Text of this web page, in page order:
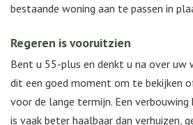
bestaande woning aan te passen in
Regeren is vooruitzien
Bent u 55-plus en denkt u na over uw
dit een goed moment om te bekijken
voor de lange termijn. Een
is vaak beter haalbaar dan verhuizen,